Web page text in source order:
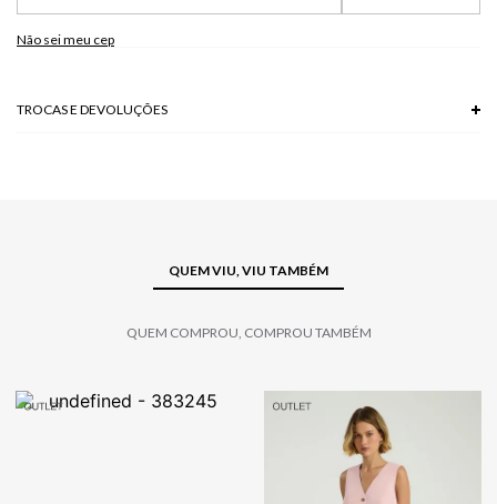
Não sei meu cep
TROCAS E DEVOLUÇÕES
QUEM VIU, VIU TAMBÉM
QUEM COMPROU, COMPROU TAMBÉM